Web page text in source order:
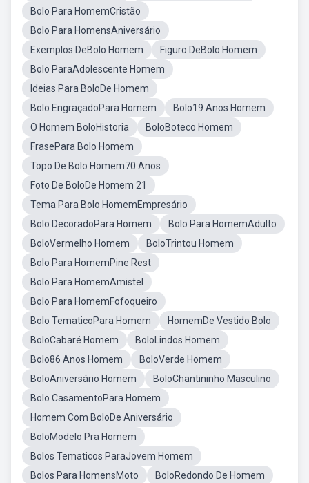
Bolo Para HomemCristão
Bolo Para HomensAniversário
Exemplos DeBolo Homem
Figuro DeBolo Homem
Bolo ParaAdolescente Homem
Ideias Para BoloDe Homem
Bolo EngraçadoPara Homem
Bolo19 Anos Homem
O Homem BoloHistoria
BoloBoteco Homem
FrasePara Bolo Homem
Topo De Bolo Homem70 Anos
Foto De BoloDe Homem 21
Tema Para Bolo HomemEmpresário
Bolo DecoradoPara Homem
Bolo Para HomemAdulto
BoloVermelho Homem
BoloTrintou Homem
Bolo Para HomemPine Rest
Bolo Para HomemAmistel
Bolo Para HomemFofoqueiro
Bolo TematicoPara Homem
HomemDe Vestido Bolo
BoloCabaré Homem
BoloLindos Homem
Bolo86 Anos Homem
BoloVerde Homem
BoloAniversário Homem
BoloChantininho Masculino
Bolo CasamentoPara Homem
Homem Com BoloDe Aniversário
BoloModelo Pra Homem
Bolos Tematicos ParaJovem Homem
Bolos Para HomensMoto
BoloRedondo De Homem